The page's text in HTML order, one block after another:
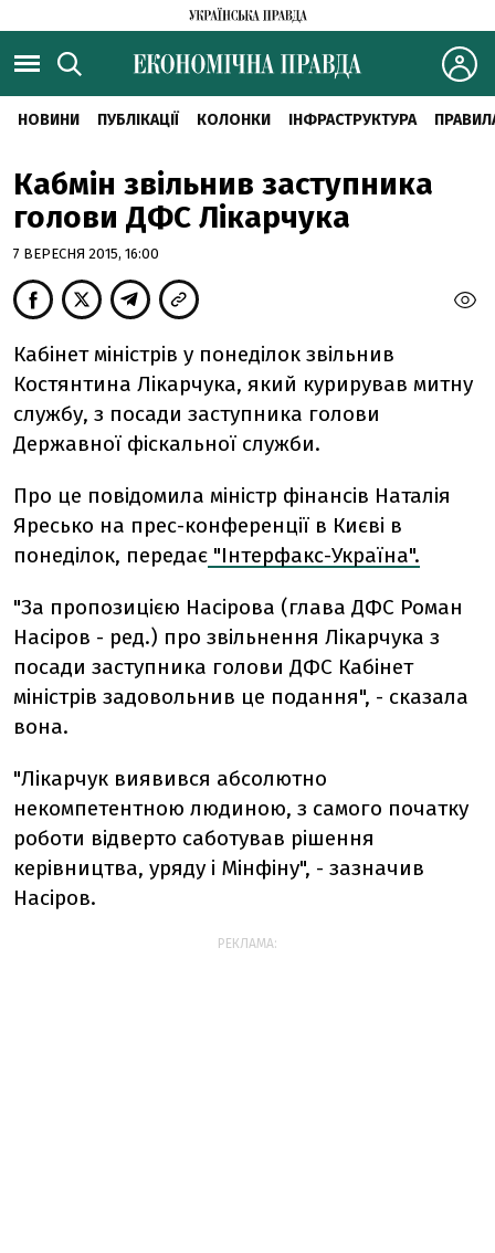
НОВИНИ ПУБЛІКАЦІЇ КОЛОНКИ ІНФРАСТРУКТУРА
Кабмін звільнив заступника
голови ДФС Лікарчука
7 ВЕРЕСНЯ 2015, 16:00
Кабінет міністрів у понеділок звільнив
Костянтина Лікарчука, який курирував митну
службу, з посади заступника голови
Державної фіскальної служби.
Про це повідомила міністр фінансів Наталія
Яресько на прес-конференції в Києві в
понеділок, передає "Інтерфакс-Україна".
"За пропозицією Насірова (глава ДФС Роман
Насіров - ред.) про звільнення Лікарчука з
посади заступника голови ДФС Кабінет
міністрів задовольнив це подання", - сказала
вона.
"Лікарчук виявився абсолютно
некомпетентною людиною, з самого початку
роботи відверто саботував рішення
керівництва, уряду і Мінфіну", - зазначив
Насіров.
РЕКЛАМА: